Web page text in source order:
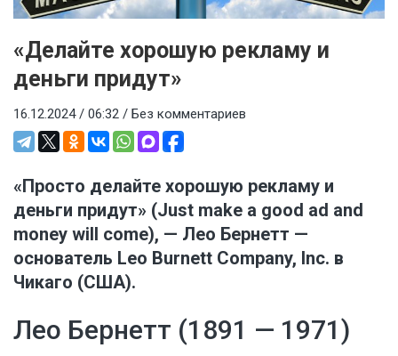
«Делайте хорошую рекламу и
деньги придут»
16.12.2024 / 06:32 / Без комментариев
«Просто делайте хорошую рекламу и
деньги придут» (Just make a good ad and
money will come), — Лео Бернетт —
основатель Leo Burnett Company, Inc. в
Чикаго (США).
Лео Бернетт (1891 — 1971)